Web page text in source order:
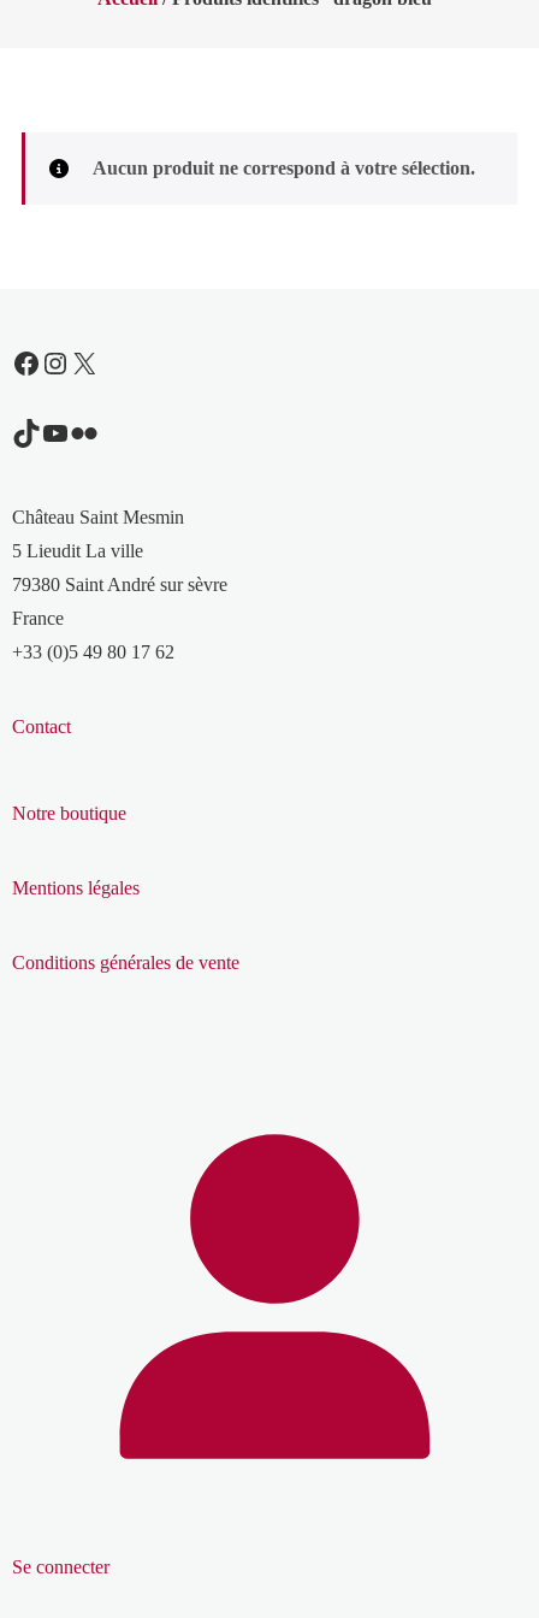
Aucun produit ne correspond à votre sélection.
Facebook
Instagram
X
TikTok
YouTube
Flickr
Château Saint Mesmin
5 Lieudit La ville
79380 Saint André sur sèvre
France
+33 (0)5 49 80 17 62
Contact
Notre boutique
Mentions légales
Conditions générales de vente
Se connecter